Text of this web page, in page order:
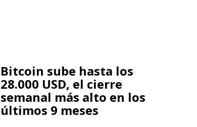
Bitcoin sube hasta los
28.000 USD, el cierre
semanal más alto en los
últimos 9 meses